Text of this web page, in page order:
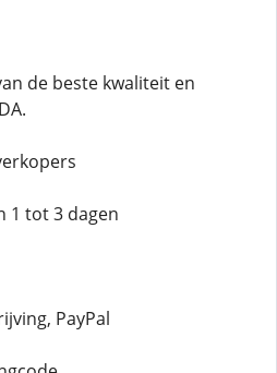
de beste kwaliteit en
1 tot 3 dagen
PayPal